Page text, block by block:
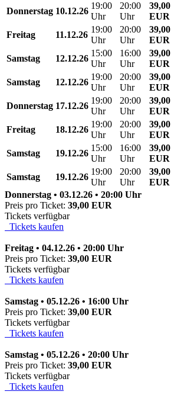
Donnerstag 10.12.26
19:00
Uhr
20:00
Uhr
39,00
EUR
Freitag
11.12.26
19:00
Uhr
20:00
Uhr
39,00
EUR
Samstag
12.12.26
15:00
Uhr
16:00
Uhr
39,00
EUR
Samstag
12.12.26
19:00
Uhr
20:00
Uhr
39,00
EUR
Donnerstag 17.12.26
19:00
Uhr
20:00
Uhr
39,00
EUR
Freitag
18.12.26
19:00
Uhr
20:00
Uhr
39,00
EUR
Samstag
19.12.26
15:00
Uhr
16:00
Uhr
39,00
EUR
Samstag
19.12.26
19:00
Uhr
20:00
Uhr
39,00
EUR
Donnerstag • 03.12.26 • 20:00 Uhr
Preis pro Ticket: 39,00 EUR
Tickets verfügbar
Tickets kaufen
Freitag • 04.12.26 • 20:00 Uhr
Preis pro Ticket: 39,00 EUR
Tickets verfügbar
Tickets kaufen
Samstag • 05.12.26 • 16:00 Uhr
Preis pro Ticket: 39,00 EUR
Tickets verfügbar
Tickets kaufen
Samstag • 05.12.26 • 20:00 Uhr
Preis pro Ticket: 39,00 EUR
Tickets verfügbar
Tickets kaufen